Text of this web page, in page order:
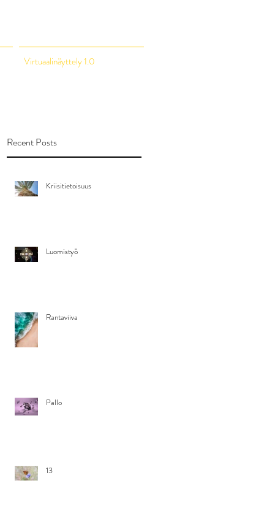
Virtuaalinäyttely 1.0
Recent Posts
Kriisitietoisuus
Luomistyö
Rantaviiva
Pallo
13